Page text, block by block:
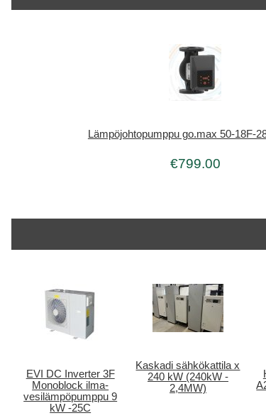
Lämpöjohtopumppu go.max 50-18F-
€799.00
EVI DC Inverter 3F
Monoblock ilma-
vesilämpöpumppu 9
kW -25C
Kaskadi sähkökattila x
240 kW (240kW -
2,4MW)